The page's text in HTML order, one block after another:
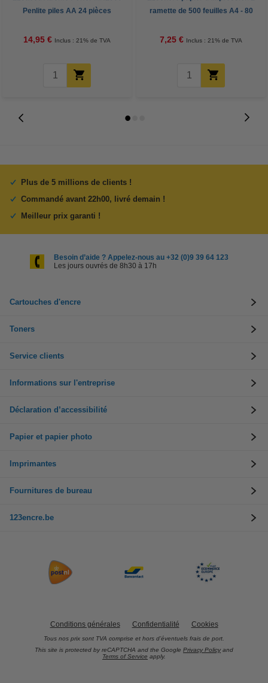
Penlite piles AA 24 pièces
14,95 € Inclus : 21% de TVA
ramette de 500 feuilles A4 - 80
7,25 € Inclus : 21% de TVA
Plus de 5 millions de clients !
Commandé avant 22h00, livré demain !
Meilleur prix garanti !
Besoin d’aide ? Appelez-nous au +32 (0)9 39 64 123
Les jours ouvrés de 8h30 à 17h
Cartouches d'encre
Toners
Service clients
Informations sur l'entreprise
Déclaration d’accessibilité
Papier et papier photo
Imprimantes
Fournitures de bureau
123encre.be
Conditions générales Confidentialité Cookies
Tous nos prix sont TVA comprise et hors d’éventuels frais de port.
This site is protected by reCAPTCHA and the Google Privacy Policy and
Terms of Service apply.